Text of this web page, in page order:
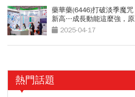
藥華藥(6446)打破淡季魔
新高…成長動能這麼強，原
2025-04-17
熱門話題